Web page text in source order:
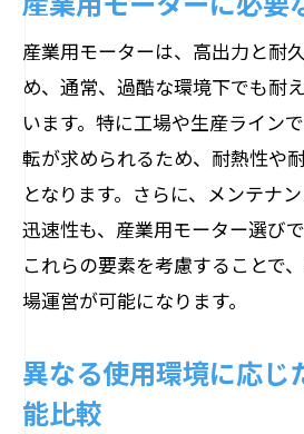
産業用モーターは、高出力と耐
め、通常、過酷な環境下でも耐
います。特に工場や生産ライン
転が求められるため、耐熱性や
となります。さらに、メンテナ
迅速性も、産業用モーター選び
これらの要素を考慮することで
場運営が可能になります。
異なる使用環境に応じ
能比較